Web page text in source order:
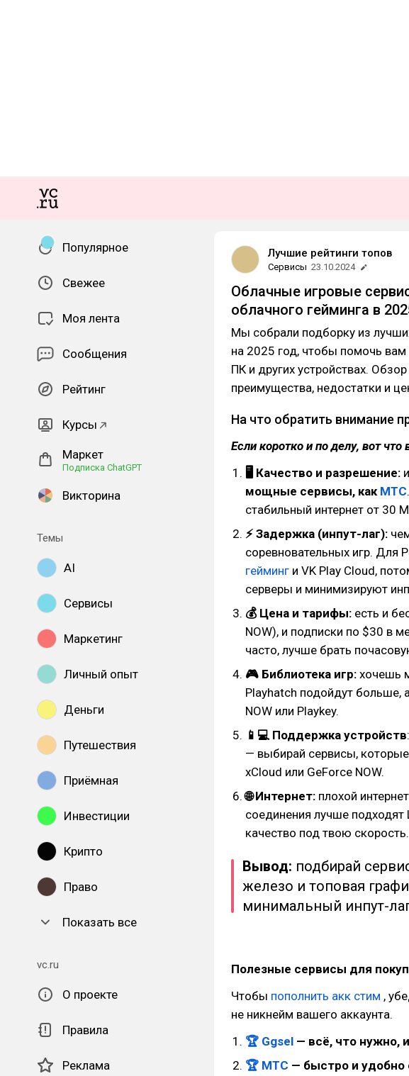
Популярное
Свежее
Моя лента
Сообщения
Рейтинг
Курсы
Маркет
Подписка ChatGPT
Викторина
Темы
AI
Сервисы
Маркетинг
Личный опыт
Деньги
Путешествия
Приёмная
Инвестиции
Крипто
Право
Показать все
vc.ru
О проекте
Правила
Реклама
Лучшие рейтинги топов
Сервисы 23.10.2024
Облачные игровые
облачного гейминга в
Мы собрали подборку из
на 2025 год, чтобы помочь
ПК и других устройствах.
преимущества, недостатки и
На что обратить внимание
Если коротко и по делу, вот
🖥 Качество и разрешение:
мощные сервисы, как МТС
стабильный интернет от 30
⚡ Задержка (инпут-лаг):
соревновательных игр. Для
гейминг и VK Play Cloud,
серверы и минимизируют
💰 Цена и тарифы: есть и
NOW), и подписки по $30 в
часто, лучше брать
🎮 Библиотека игр: хочешь
Playhatch подойдут больше,
NOW или Playkey.
📱💻 Поддержка устройств
— выбирай сервисы,
xCloud или GeForce NOW.
🌐 Интернет: плохой
соединения лучше
качество под твою скорость.
Вывод: подбирай
железо и топовая
минимальный инпут-
Полезные сервисы для
Чтобы пополнить акк стим ,
не никнейм вашего аккаунта.
🏆 Ggsel — всё, что нужно,
🏆 МТС — быстро и удобно